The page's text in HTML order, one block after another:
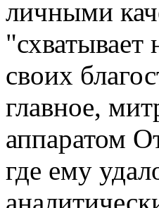
личными
"схватывает
своих
главное,
аппаратом
где ему